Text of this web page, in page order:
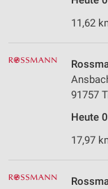
11,62
91757
Heute
17,97